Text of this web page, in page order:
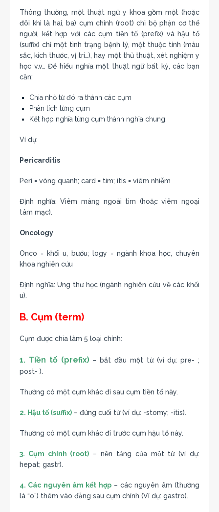
Thông thường, một thuật ngữ y khoa gồm một (hoặc
đôi khi là hai, ba) cụm chính (root) chỉ bộ phận cơ thể
người, kết hợp với các cụm tiền tố (prefix) và hậu tố
(suffix) chỉ một tình trạng bệnh lý, một thuộc tính (màu
sắc, kích thước, vị trí…), hay một thủ thuật, xét nghiệm y
học v.v… Để hiểu nghĩa một thuật ngữ bất kỳ, các bạn
cần:
Chia nhỏ từ đó ra thành các cụm
Phân tích từng cụm
Kết hợp nghĩa từng cụm thành nghĩa chung.
Ví dụ:
Pericarditis
Peri = vòng quanh; card = tim; itis = viêm nhiễm
Định nghĩa: Viêm màng ngoài tim (hoặc viêm ngoại
tâm mạc).
Oncology
Onco = khối u, bướu; logy = ngành khoa học, chuyên
khoa nghiên cứu
Định nghĩa: Ung thư học (ngành nghiên cứu về các khối
u).
B. Cụm (term)
Cụm được chia làm 5 loại chính:
1. Tiền tố (prefix)– bắt đầu một từ (ví dụ: pre- ;
post- ).
Thường có một cụm khác đi sau cụm tiền tố này.
2. Hậu tố (suffix) – đứng cuối từ (ví dụ: -stomy; -itis).
Thường có một cụm khác đi trước cụm hậu tố này.
3. Cụm chính (root) – nền tảng của một từ (ví dụ:
hepat; gastr).
4. Các nguyên âm kết hợp– các nguyên âm (thường
là “o”) thêm vào đằng sau cụm chính (Ví dụ: gastro).